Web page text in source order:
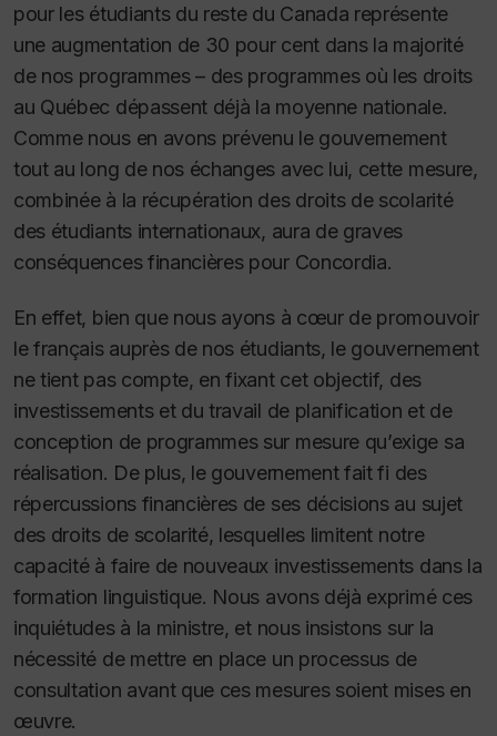
pour les étudiants du reste du Canada représente
une augmentation de 30 pour cent dans la majorité
de nos programmes – des programmes où les droits
au Québec dépassent déjà la moyenne nationale.
Comme nous en avons prévenu le gouvernement
tout au long de nos échanges avec lui, cette mesure,
combinée à la récupération des droits de scolarité
des étudiants internationaux, aura de graves
conséquences financières pour Concordia.
En effet, bien que nous ayons à cœur de promouvoir
le français auprès de nos étudiants, le gouvernement
ne tient pas compte, en fixant cet objectif, des
investissements et du travail de planification et de
conception de programmes sur mesure qu’exige sa
réalisation. De plus, le gouvernement fait fi des
répercussions financières de ses décisions au sujet
des droits de scolarité, lesquelles limitent notre
capacité à faire de nouveaux investissements dans la
formation linguistique. Nous avons déjà exprimé ces
inquiétudes à la ministre, et nous insistons sur la
nécessité de mettre en place un processus de
consultation avant que ces mesures soient mises en
œuvre.